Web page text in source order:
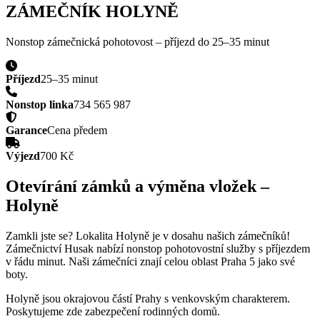
ZÁMEČNÍK HOLYNĚ
Nonstop zámečnická pohotovost – příjezd do 25–35 minut
Příjezd25–35 minut
Nonstop linka734 565 987
GaranceCena předem
Výjezd700 Kč
Otevírání zámků a výměna vložek –
Holyně
Zamkli jste se? Lokalita Holyně je v dosahu našich zámečníků!
Zámečnictví Husak nabízí nonstop pohotovostní služby s příjezdem
v řádu minut. Naši zámečníci znají celou oblast Praha 5 jako své
boty.
Holyně jsou okrajovou částí Prahy s venkovským charakterem.
Poskytujeme zde zabezpečení rodinných domů.